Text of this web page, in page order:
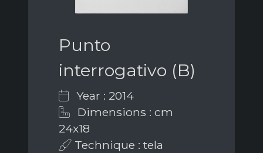
Punto
interrogativo (B)
Year : 2014
Dimensions : cm
24x18
Technique : tela